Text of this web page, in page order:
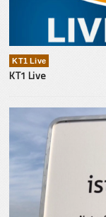
KT1 Live
KT1 Live